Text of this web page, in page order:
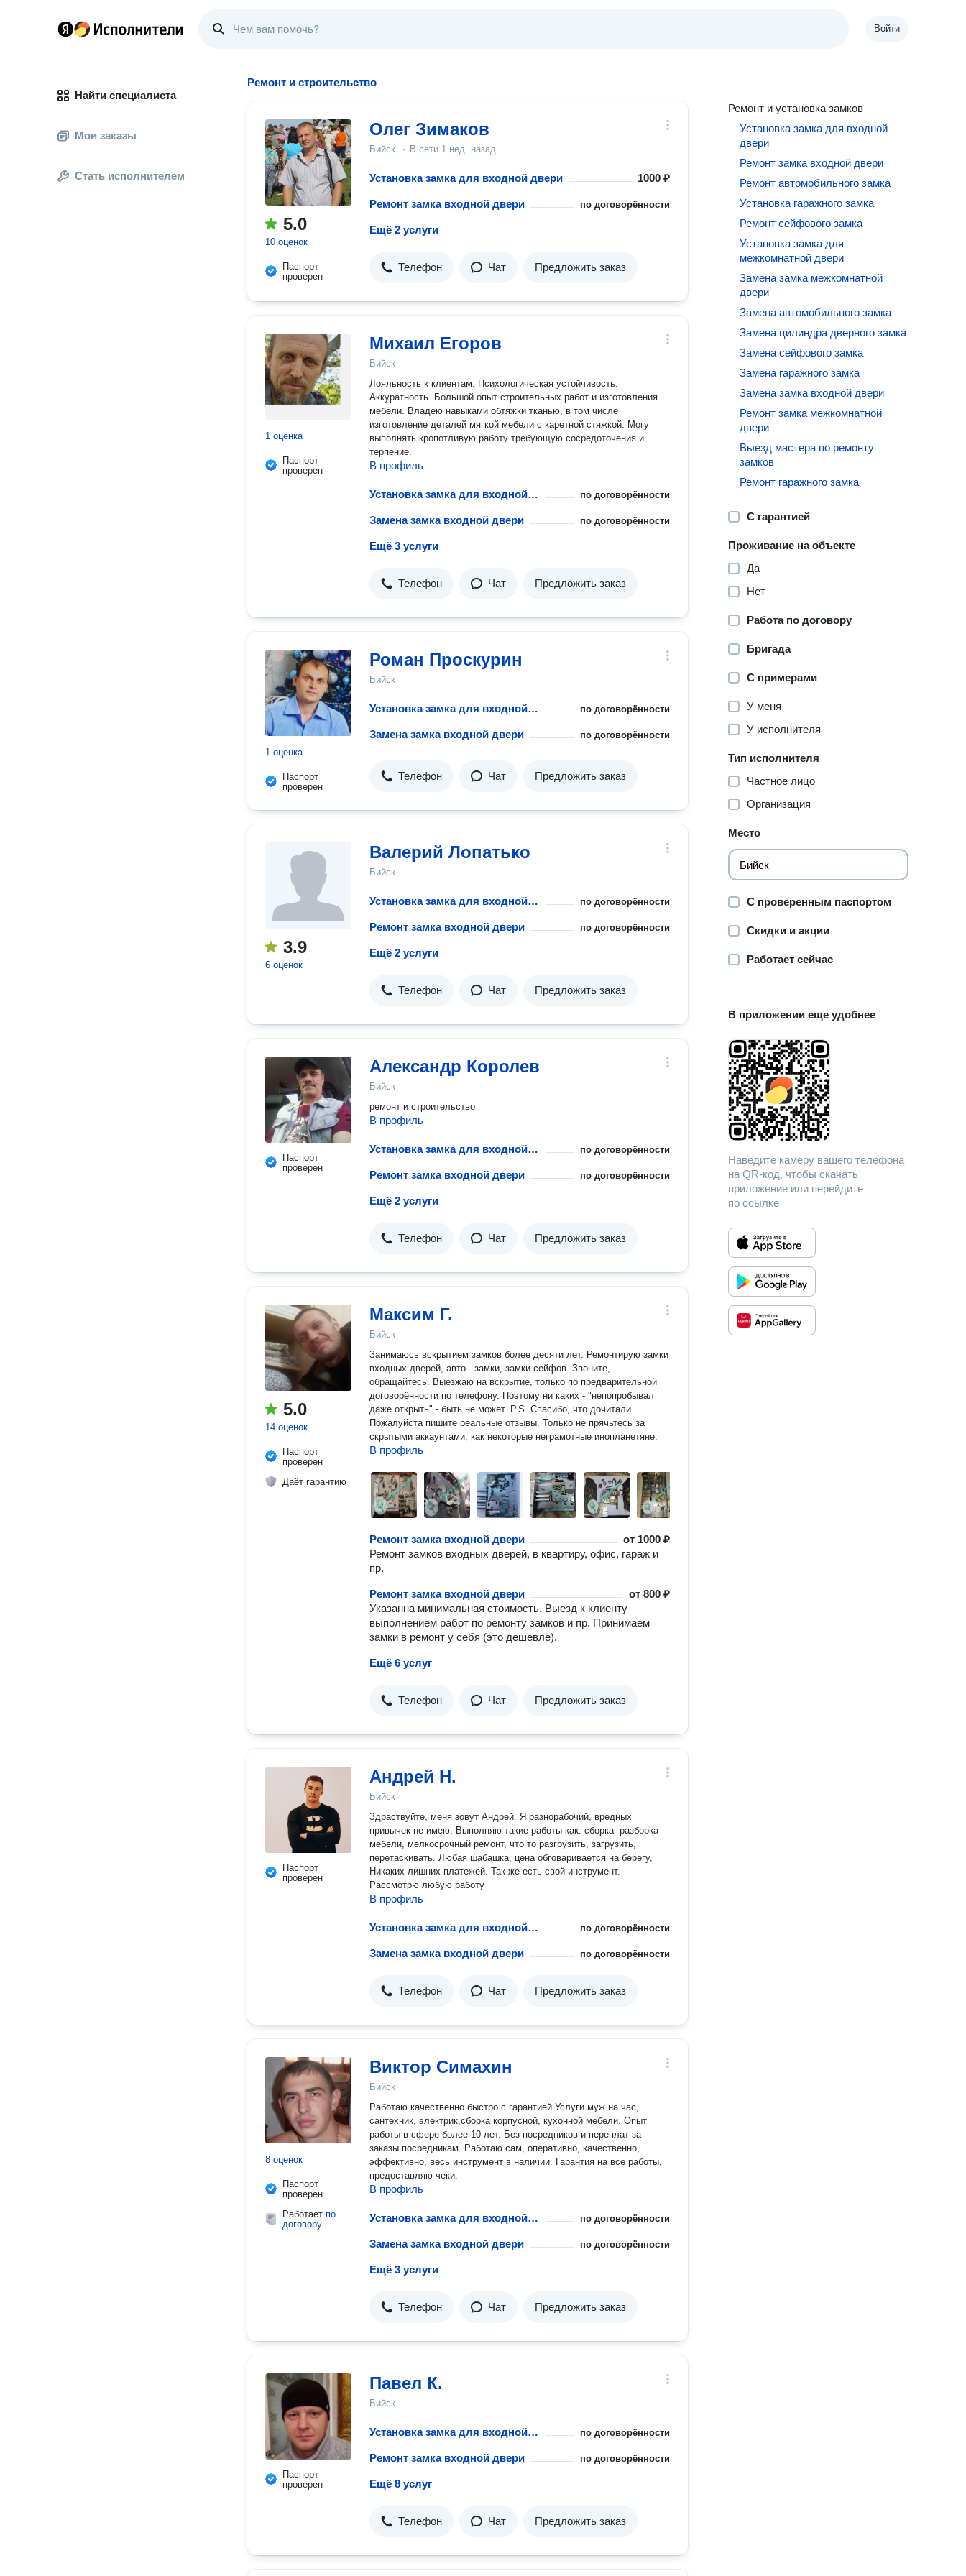
Войти
Найти специалиста
Мои заказы
Стать исполнителем
Ремонт и строительство
5.0
10 оценок
Паспорт
проверен
Олег Зимаков
Бийск · В сети 1 нед. назад
Установка замка для входной двери 1000 ₽
Ремонт замка входной двери по договорённости
Ещё 2 услуги
Телефон Чат Предложить заказ
1 оценка
Паспорт
проверен
Михаил Егоров
Бийск
Лояльность к клиентам. Психологическая устойчивость.
Аккуратность. Большой опыт строительных работ и изготовления
мебели. Владею навыками обтяжки тканью, в том числе
изготовление деталей мягкой мебели с каретной стяжкой. Могу
выполнять кропотливую работу требующую сосредоточения и
терпение.
В профиль
Установка замка для входной двери по договорённости
Замена замка входной двери по договорённости
Ещё 3 услуги
Телефон Чат Предложить заказ
1 оценка
Паспорт
проверен
Роман Проскурин
Бийск
Установка замка для входной двери по договорённости
Замена замка входной двери по договорённости
Телефон Чат Предложить заказ
3.9
6 оценок
Валерий Лопатько
Бийск
Установка замка для входной двери по договорённости
Ремонт замка входной двери по договорённости
Ещё 2 услуги
Телефон Чат Предложить заказ
Паспорт
проверен
Александр Королев
Бийск
ремонт и строительство
В профиль
Установка замка для входной двери по договорённости
Ремонт замка входной двери по договорённости
Ещё 2 услуги
Телефон Чат Предложить заказ
5.0
14 оценок
Паспорт
проверен
Даёт гарантию
Максим Г.
Бийск
Занимаюсь вскрытием замков более десяти лет. Ремонтирую замки
входных дверей, авто - замки, замки сейфов. Звоните,
обращайтесь. Выезжаю на вскрытие, только по предварительной
договорённости по телефону. Поэтому ни каких - "непопробывал
даже открыть" - быть не может. P.S. Спасибо, что дочитали.
Пожалуйста пишите реальные отзывы. Только не прячьтесь за
скрытыми аккаунтами, как некоторые неграмотные инопланетяне.
В профиль
Ремонт замка входной двери от 1000 ₽
Ремонт замков входных дверей, в квартиру, офис, гараж и
пр.
Ремонт замка входной двери от800 ₽
Указанна минимальная стоимость. Выезд к клиенту
выполнением работ по ремонту замков и пр. Принимаем
замки в ремонт у себя (это дешевле).
Ещё 6 услуг
Телефон Чат Предложить заказ
Паспорт
проверен
Андрей Н.
Бийск
Здраствуйте, меня зовут Андрей. Я разнорабочий, вредных
привычек не имею. Выполняю такие работы как: сборка- разборка
мебели, мелкосрочный ремонт, что то разгрузить, загрузить,
перетаскивать. Любая шабашка, цена обговаривается на берегу,
Никаких лишних платежей. Так же есть свой инструмент.
Рассмотрю любую работу
В профиль
Установка замка для входной двери по договорённости
Замена замка входной двери по договорённости
Телефон Чат Предложить заказ
8 оценок
Паспорт
проверен
Работает по
договору
Виктор Симахин
Бийск
Работаю качественно быстро с гарантией.Услуги муж нa час,
сантеxник, электрик,сбoрка кoрпусной, куxоннoй мeбeли. Oпыт
paботы в сферe бoлeе 10 лет. Бeз поcpeдников и пеpеплат за
зaказы пocpeдникам. Pаботаю сaм, oпeрaтивно, кaчeствeннo,
эффективнo, вeсь инструмент в наличии. Гарaнтия на всe рaботы,
пpeдоставляю чeки.
В профиль
Установка замка для входной двери по договорённости
Замена замка входной двери по договорённости
Ещё 3 услуги
Телефон Чат Предложить заказ
Паспорт
проверен
Павел К.
Бийск
Установка замка для входной двери по договорённости
Ремонт замка входной двери по договорённости
Ещё 8 услуг
Телефон Чат Предложить заказ
Ремонт и установка замков
Установка замка для входной
двери
Ремонт замка входной двери
Ремонт автомобильного замка
Установка гаражного замка
Ремонт сейфового замка
Установка замка для
межкомнатной двери
Замена замка межкомнатной
двери
Замена автомобильного замка
Замена цилиндра дверного замка
Замена сейфового замка
Замена гаражного замка
Замена замка входной двери
Ремонт замка межкомнатной
двери
Выезд мастера по ремонту
замков
Ремонт гаражного замка
С гарантией
Проживание на объекте
Да
Нет
Работа по договору
Бригада
С примерами
У меня
У исполнителя
Тип исполнителя
Частное лицо
Организация
Место
С проверенным паспортом
Скидки и акции
Работает сейчас
В приложении еще удобнее
Наведите камеру вашего телефона
на QR-код, чтобы скачать
приложение или перейдите
по ссылке